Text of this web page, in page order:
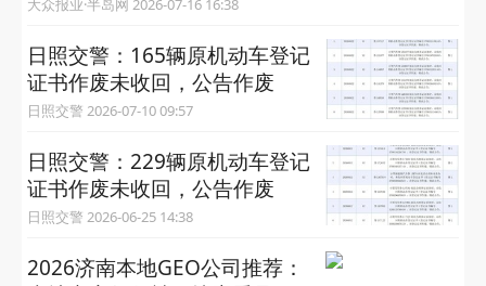
大众报业·半岛网 2026-07-16 16:38
日照交警：165辆原机动车登记
证书作废未收回，公告作废
日照交警 2026-07-10 09:57
日照交警：229辆原机动车登记
证书作废未收回，公告作废
日照交警 2026-06-25 14:38
2026济南本地GEO公司推荐：